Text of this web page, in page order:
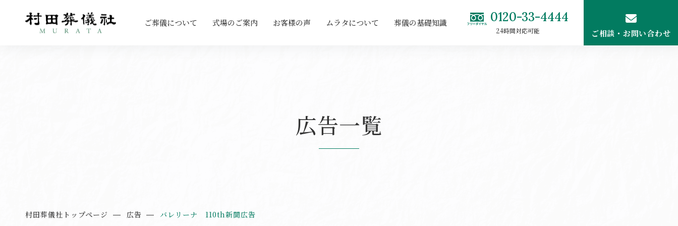
ご葬儀について 式場のご案内 お客様の声 ムラタについて 葬儀の基礎知識 0120-33-4444
24時間対応可能 ご相談・お問い合わせ
広告一覧
村田葬儀社トップページ 広告 バレリーナ 110th新聞広告